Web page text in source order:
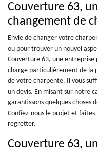
Couverture 63,
changement de
Envie de changer votre
ou pour trouver un nouvel
Couverture 63, une
charge particulièrement de la
de votre charpente. Il vous
un devis. En misant sur notre
garantissons quelques
Confiez-nous le projet et
regretter.
Couverture 63,